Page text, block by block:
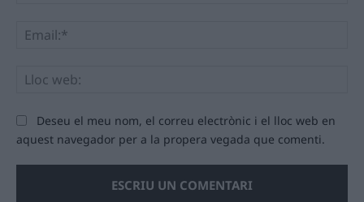
Deseu el meu nom, el correu electrònic i el lloc web en
aquest navegador per a la propera vegada que comenti.